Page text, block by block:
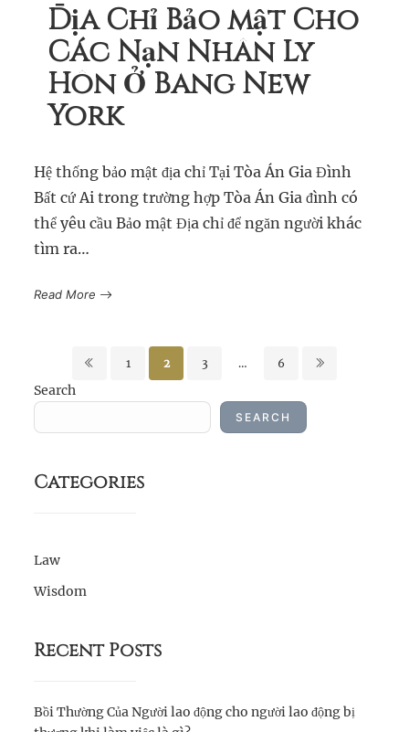
Địa Chỉ Bảo mật Cho
Các Nạn Nhân Ly
Hôn Ở Bang New
York
Hệ thống bảo mật địa chỉ Tại Tòa Án Gia Đình
Bất cứ Ai trong trường hợp Tòa Án Gia đình có
thể yêu cầu Bảo mật Địa chỉ để ngăn người khác
tìm ra…
Read More
Posts
pagination
1 2 3 … 6
Search
SEARCH
Categories
Law
Wisdom
Recent Posts
Bồi Thường Của Người lao động cho người lao động bị